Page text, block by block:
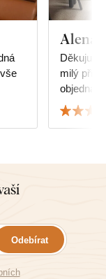
Alena
Děkuju
milý
objednávky. Mandala
Odebírat